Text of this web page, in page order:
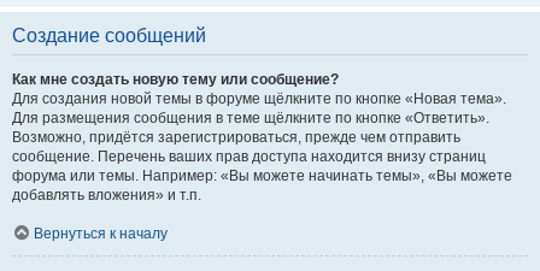
Создание сообщений
Как мне создать новую тему или сообщение?
Для создания новой темы в форуме щёлкните по кнопке «Новая тема».
Для размещения сообщения в теме щёлкните по кнопке «Ответить».
Возможно, придётся зарегистрироваться, прежде чем отправить
сообщение. Перечень ваших прав доступа находится внизу страниц
форума или темы. Например: «Вы можете начинать темы», «Вы можете
добавлять вложения» и т.п.
Вернуться к началу